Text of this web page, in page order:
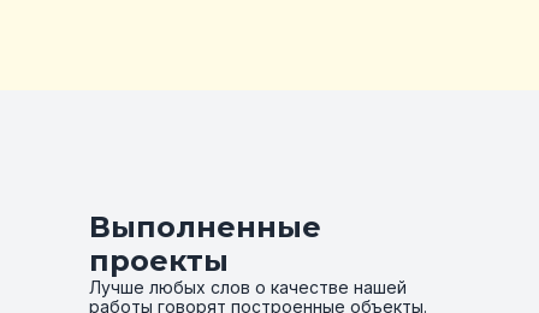
Выполненные
проекты
Лучше любых слов о качестве нашей
работы говорят построенные объекты.